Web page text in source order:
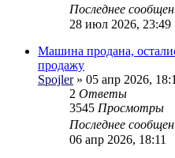
Последнее
28 июл 2026, 23:49
Машина продана,
продажу
Spojler» 05 апр 2026,
2 Ответы
3545 Просмотры
Последнее
06 апр 2026, 18:11